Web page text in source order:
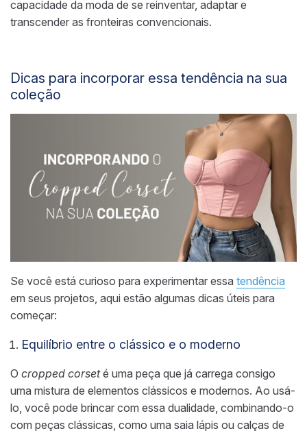
capacidade da moda de se reinventar, adaptar e
transcender as fronteiras convencionais.
Dicas para incorporar essa tendência na sua
coleção
Se você está curioso para experimentar essa tendência
em seus projetos, aqui estão algumas dicas úteis para
começar:
Equilíbrio entre o clássico e o moderno
O cropped corseté uma peça que já carrega consigo
uma mistura de elementos clássicos e modernos. Ao usá-
lo, você pode brincar com essa dualidade, combinando-o
com peças clássicas, como uma saia lápis ou calças de